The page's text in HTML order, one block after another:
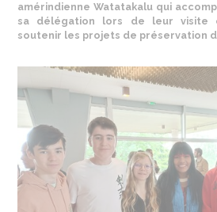
amérindienne Watatakalu qui
sa délégation lors de leur visite
soutenir les projets de préservation